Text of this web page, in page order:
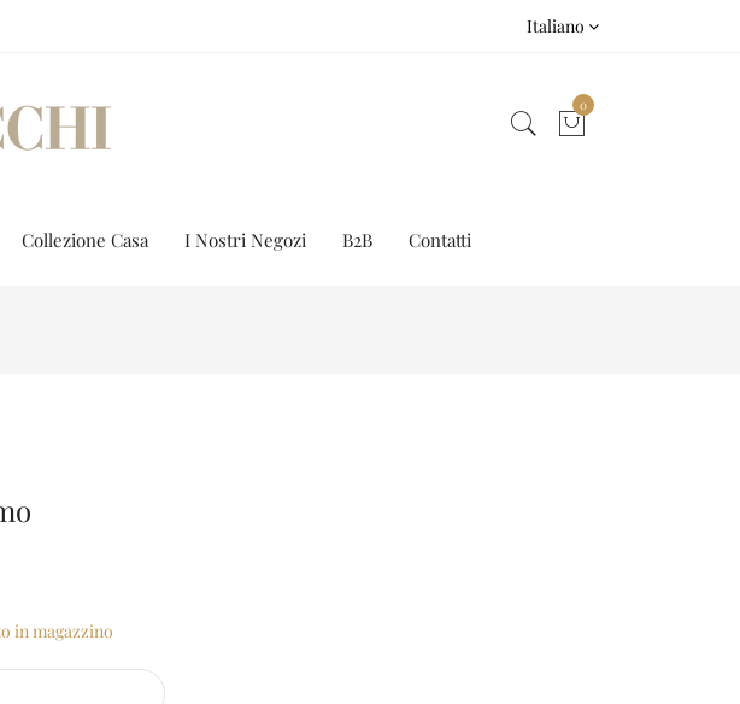
Italiano
0
Collezione Casa I Nostri Negozi B2B Contatti
in magazzino